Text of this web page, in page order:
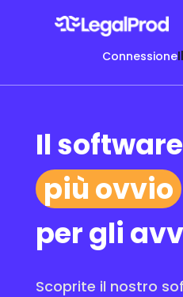
Connessione
Il
più ovvio
per gli
Scoprite il nostro